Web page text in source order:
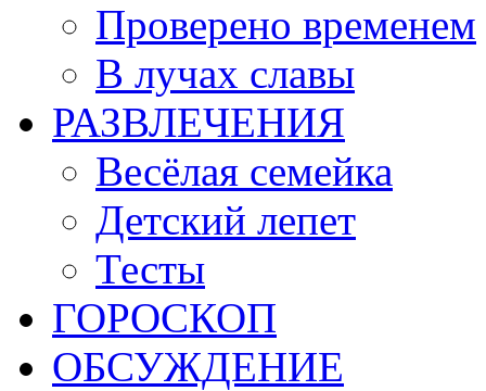
Проверено временем
В лучах славы
РАЗВЛЕЧЕНИЯ
Весёлая семейка
Детский лепет
Тесты
ГОРОСКОП
ОБСУЖДЕНИЕ